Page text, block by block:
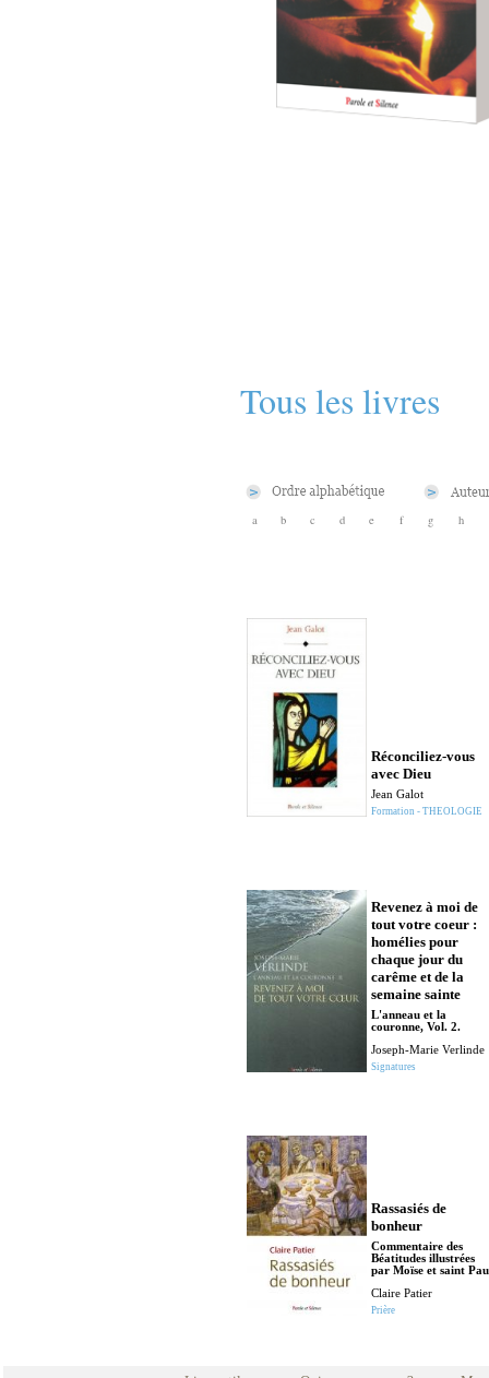
Tous les livres
a b c d e f g h
Réconciliez-vous
avec Dieu
Jean Galot
Formation - THEOLOGIE
Revenez à moi de
tout votre coeur :
homélies pour
chaque jour du
carême et de la
semaine sainte
L'anneau et la
couronne, Vol. 2.
Joseph-Marie Verlinde
Signatures
Rassasiés de
bonheur
Commentaire des
Béatitudes illustrées
par Moïse et saint
Claire Patier
Prière